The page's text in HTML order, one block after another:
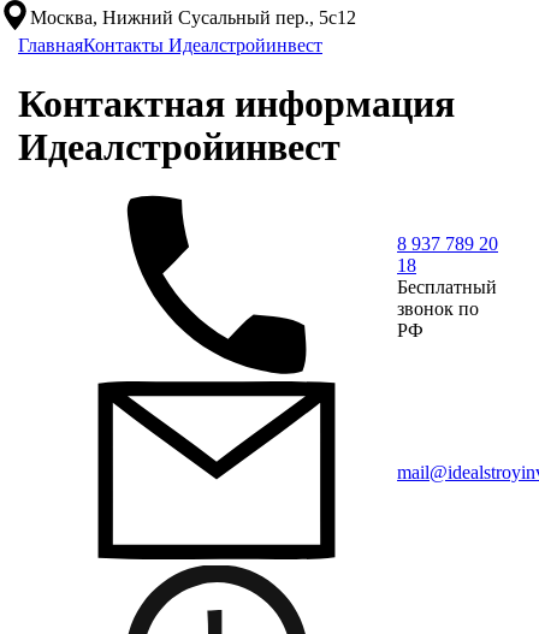
Москва, Нижний Сусальный пер., 5c12
ГлавнаяКонтакты Идеалстройинвест
Контактная информация
Идеалстройинвест
8 937 789 20
18
Бесплатный
звонок по
РФ